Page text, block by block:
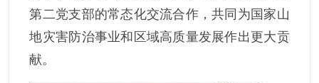
第二党支部的常态化交流合作，共同为国家山
地灾害防治事业和区域高质量发展作出更大贡
献。